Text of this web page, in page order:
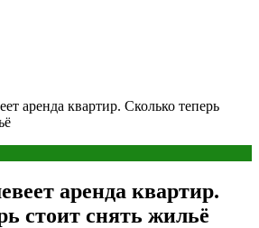
аренда квартир. Сколько теперь
аренда квартир.
стоит снять жильё